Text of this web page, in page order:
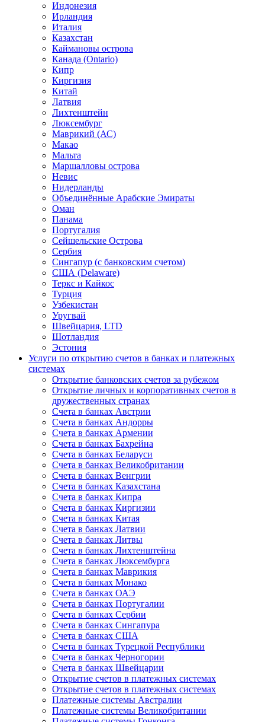
Индонезия
Ирландия
Италия
Казахстан
Каймановы острова
Канада (Ontario)
Кипр
Киргизия
Китай
Латвия
Лихтенштейн
Люксембург
Маврикий (АС)
Макао
Мальта
Маршалловы острова
Нeвис
Нидерланды
Объединённые Арабские Эмираты
Оман
Панама
Португалия
Сейшельские Острова
Сербия
Сингапур (c банковским счетом)
США (Delaware)
Теркс и Кайкос
Турция
Узбекистан
Уругвай
Швейцария, LTD
Шотландия
Эстония
Услуги по открытию счетов в банках и платежных
системах
Открытие банковских счетов за рубежом
Открытие личных и корпоративных счетов в
дружественных странах
Счета в банках Австрии
Счета в банках Андорры
Счета в банках Армении
Счета в банках Бахрейна
Счета в банках Беларуси
Счета в банках Великобритании
Счета в банках Венгрии
Счета в банках Казахстана
Счета в банках Кипра
Счета в банках Киргизии
Счета в банках Китая
Счета в банках Латвии
Счета в банках Литвы
Счета в банках Лихтенштейна
Счета в банках Люксембурга
Счета в банках Маврикия
Счета в банках Монако
Счета в банках ОАЭ
Счета в банках Португалии
Счета в банках Сербии
Счета в банках Сингапура
Счета в банках США
Счета в банках Турецкой Республики
Счета в банках Черногории
Счета в банках Швейцарии
Открытие счетов в платежных системах
Открытие счетов в платежных системах
Платежные системы Австралии
Платежные системы Великобритании